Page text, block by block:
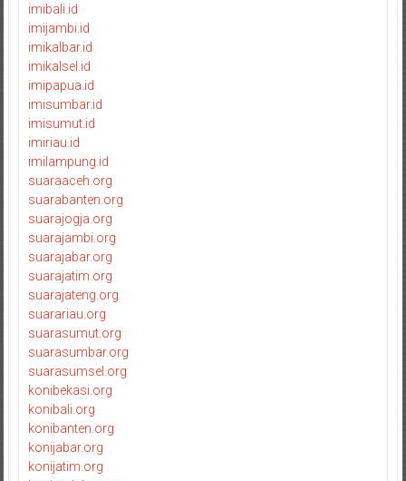
imibali.id
imijambi.id
imikalbar.id
imikalsel.id
imipapua.id
imisumbar.id
imisumut.id
imiriau.id
imilampung.id
suaraaceh.org
suarabanten.org
suarajogja.org
suarajambi.org
suarajabar.org
suarajatim.org
suarajateng.org
suarariau.org
suarasumut.org
suarasumbar.org
suarasumsel.org
konibekasi.org
konibali.org
konibanten.org
konijabar.org
konijatim.org